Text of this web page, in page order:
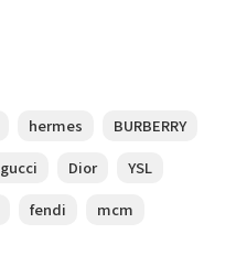
hermes
BURBERRY
gucci Dior
YSL
fendi mcm